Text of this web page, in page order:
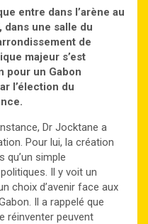
entre dans l’arène au
dans une salle du
de
majeur s’est
pour un Gabon
l’élection du
Dr Jocktane a
Pour lui, la création
qu’un simple
Il y voit un
choix d’avenir face aux
Il a rappelé que
réinventer peuvent